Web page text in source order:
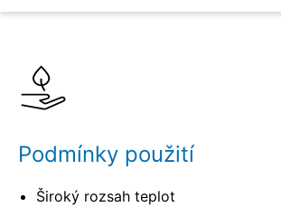
Podmínky použití
Široký rozsah teplot